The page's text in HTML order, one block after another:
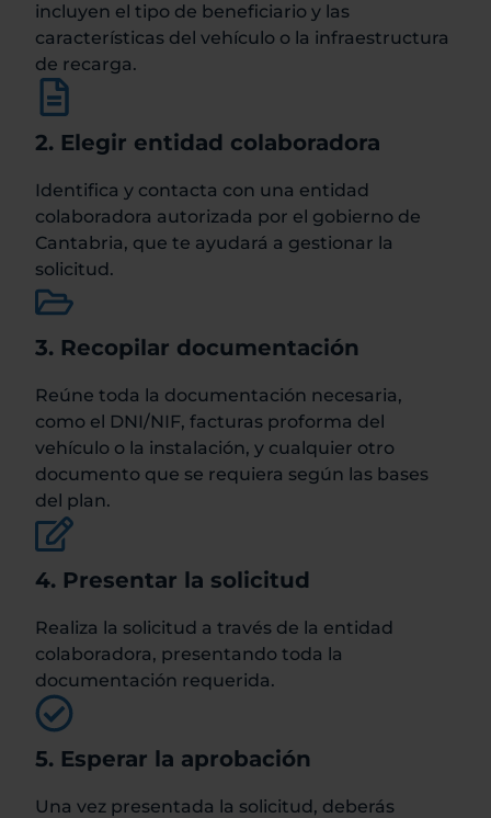
incluyen el tipo de beneficiario y las
características del vehículo o la infraestructura
de recarga.
2. Elegir entidad colaboradora
Identifica y contacta con una entidad
colaboradora autorizada por el gobierno de
Cantabria, que te ayudará a gestionar la
solicitud.
3. Recopilar documentación
Reúne toda la documentación necesaria,
como el DNI/NIF, facturas proforma del
vehículo o la instalación, y cualquier otro
documento que se requiera según las bases
del plan.
4. Presentar la solicitud
Realiza la solicitud a través de la entidad
colaboradora, presentando toda la
documentación requerida.
5. Esperar la aprobación
Una vez presentada la solicitud, deberás